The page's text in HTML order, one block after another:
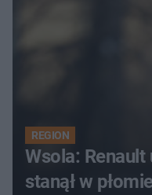
REGION
Wsola: Renault
stanął w